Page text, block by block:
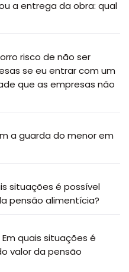
a entrega da obra: qual
risco de não ser
se eu entrar com um
que as empresas não
a guarda do menor em
situações é possível
pensão alimentícia?
Em quais situações é
valor da pensão